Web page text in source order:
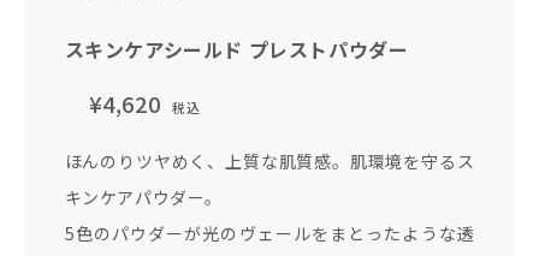
スキンケアシールド プレストパウダー
¥4,620 税込
ほんのりツヤめく、上質な肌質感。肌環境を守るス
キンケアパウダー。
5色のパウダーが光のヴェールをまとったような透